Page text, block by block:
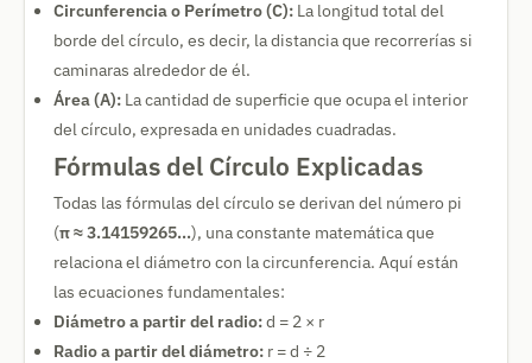
Circunferencia o Perímetro (C): La longitud total del
borde del círculo, es decir, la distancia que recorrerías si
caminaras alrededor de él.
Área (A): La cantidad de superficie que ocupa el interior
del círculo, expresada en unidades cuadradas.
Fórmulas del Círculo Explicadas
Todas las fórmulas del círculo se derivan del número pi
(π ≈ 3.14159265…), una constante matemática que
relaciona el diámetro con la circunferencia. Aquí están
las ecuaciones fundamentales:
Diámetro a partir del radio:d = 2 × r
Radio a partir del diámetro: r = d ÷ 2